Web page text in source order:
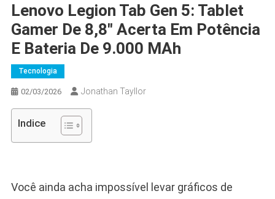
Lenovo Legion Tab Gen 5: Tablet
Gamer De 8,8″ Acerta Em Potência
E Bateria De 9.000 MAh
Tecnologia
02/03/2026 Jonathan Tayllor
Indice
Você ainda acha impossível levar gráficos de